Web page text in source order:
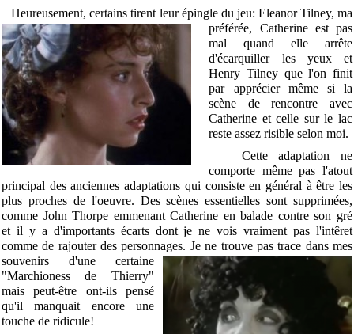
Heureusement, certains tirent leur épingle du jeu: Eleanor Tilney, ma
préférée, Catherine est pas
mal quand elle arrête
d'écarquiller les yeux et
Henry Tilney que l'on finit
par apprécier même si la
scène de rencontre avec
Catherine et celle sur le lac
reste assez risible selon moi.
Cette adaptation ne
comporte même pas l'atout
principal des anciennes adaptations qui consiste en général à être les
plus proches de l'oeuvre. Des scènes essentielles sont supprimées,
comme John Thorpe emmenant Catherine en balade contre son gré
et il y a d'importants écarts dont je ne vois vraiment pas l'intêret
comme de rajouter des personnages. Je ne trouve pas trace dans mes
souvenirs d'une certaine
"Marchioness de Thierry"
mais peut-être ont-ils pensé
qu'il manquait encore une
touche de ridicule!